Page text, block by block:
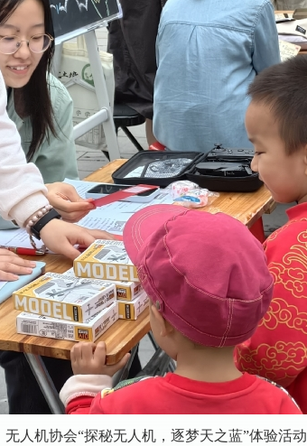
无人机协会“探秘无人机，逐梦天之蓝”体验活动